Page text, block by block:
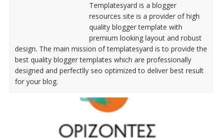
Templatesyard is a blogger
resources site is a provider of high
quality blogger template with
premium looking layout and robust
design. The main mission of templatesyard is to provide the
best quality blogger templates which are professionally
designed and perfectlly seo optimized to deliver best result
for your blog.